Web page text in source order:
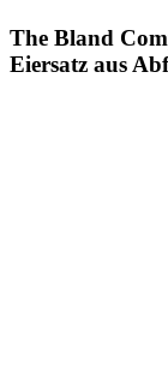
The Bland
Eiersatz aus